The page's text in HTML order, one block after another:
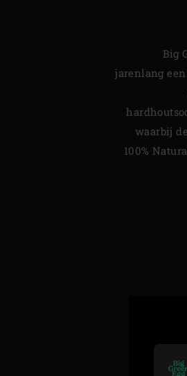
Big
jarenlang
waarbij
100%